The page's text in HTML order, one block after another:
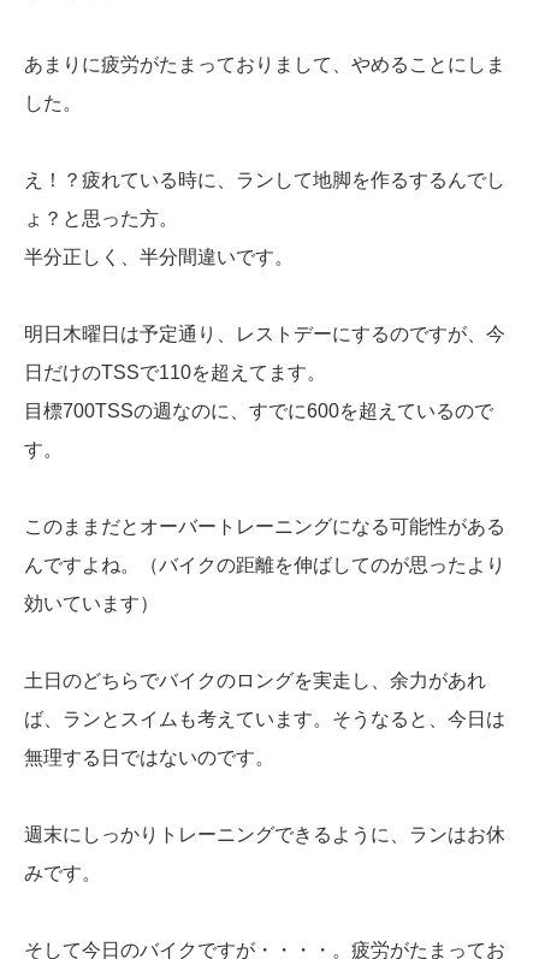
あまりに疲労がたまっておりまして、やめることにしま
した。
え！？疲れている時に、ランして地脚を作るするんでし
ょ？と思った方。
半分正しく、半分間違いです。
明日木曜日は予定通り、レストデーにするのですが、今
日だけのTSSで110を超えてます。
目標700TSSの週なのに、すでに600を超えているので
す。
このままだとオーバートレーニングになる可能性がある
んですよね。（バイクの距離を伸ばしてのが思ったより
効いています）
土日のどちらでバイクのロングを実走し、余力があれ
ば、ランとスイムも考えています。そうなると、今日は
無理する日ではないのです。
週末にしっかりトレーニングできるように、ランはお休
みです。
そして今日のバイクですが・・・・。疲労がたまってお